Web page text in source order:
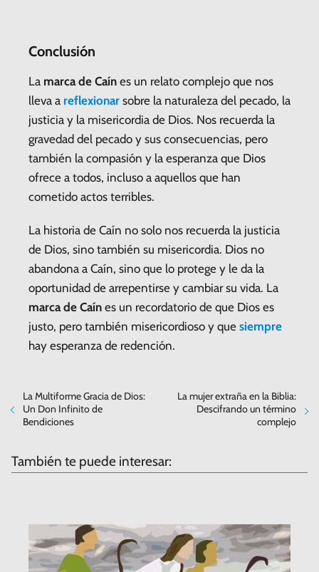
Conclusión
La marca de Caín es un relato complejo que nos
lleva a reflexionar sobre la naturaleza del pecado, la
justicia y la misericordia de Dios. Nos recuerda la
gravedad del pecado y sus consecuencias, pero
también la compasión y la esperanza que Dios
ofrece a todos, incluso a aquellos que han
cometido actos terribles.
La historia de Caín no solo nos recuerda la justicia
de Dios, sino también su misericordia. Dios no
abandona a Caín, sino que lo protege y le da la
oportunidad de arrepentirse y cambiar su vida. La
marca de Caín es un recordatorio de que Dios es
justo, pero también misericordioso y que siempre
hay esperanza de redención.
La Multiforme Gracia de Dios:
Un Don Infinito de
Bendiciones
La mujer extraña en la Biblia:
Descifrando un término
complejo
También te puede interesar: